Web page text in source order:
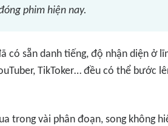
phim hiện nay.
có sẵn danh tiếng, độ nhận diện ở
TikToker… đều có thể bước
trong vài phân đoạn, song không